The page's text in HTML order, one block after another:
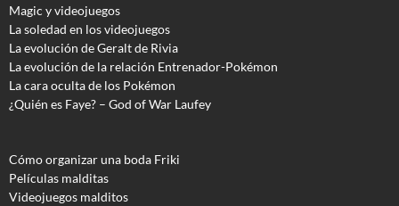
Magic y videojuegos
La soledad en los videojuegos
La evolución de Geralt de Rivia
La evolución de la relación Entrenador-Pokémon
La cara oculta de los Pokémon
¿Quién es Faye? – God of War Laufey
Cómo organizar una boda Friki
Películas malditas
Videojuegos malditos